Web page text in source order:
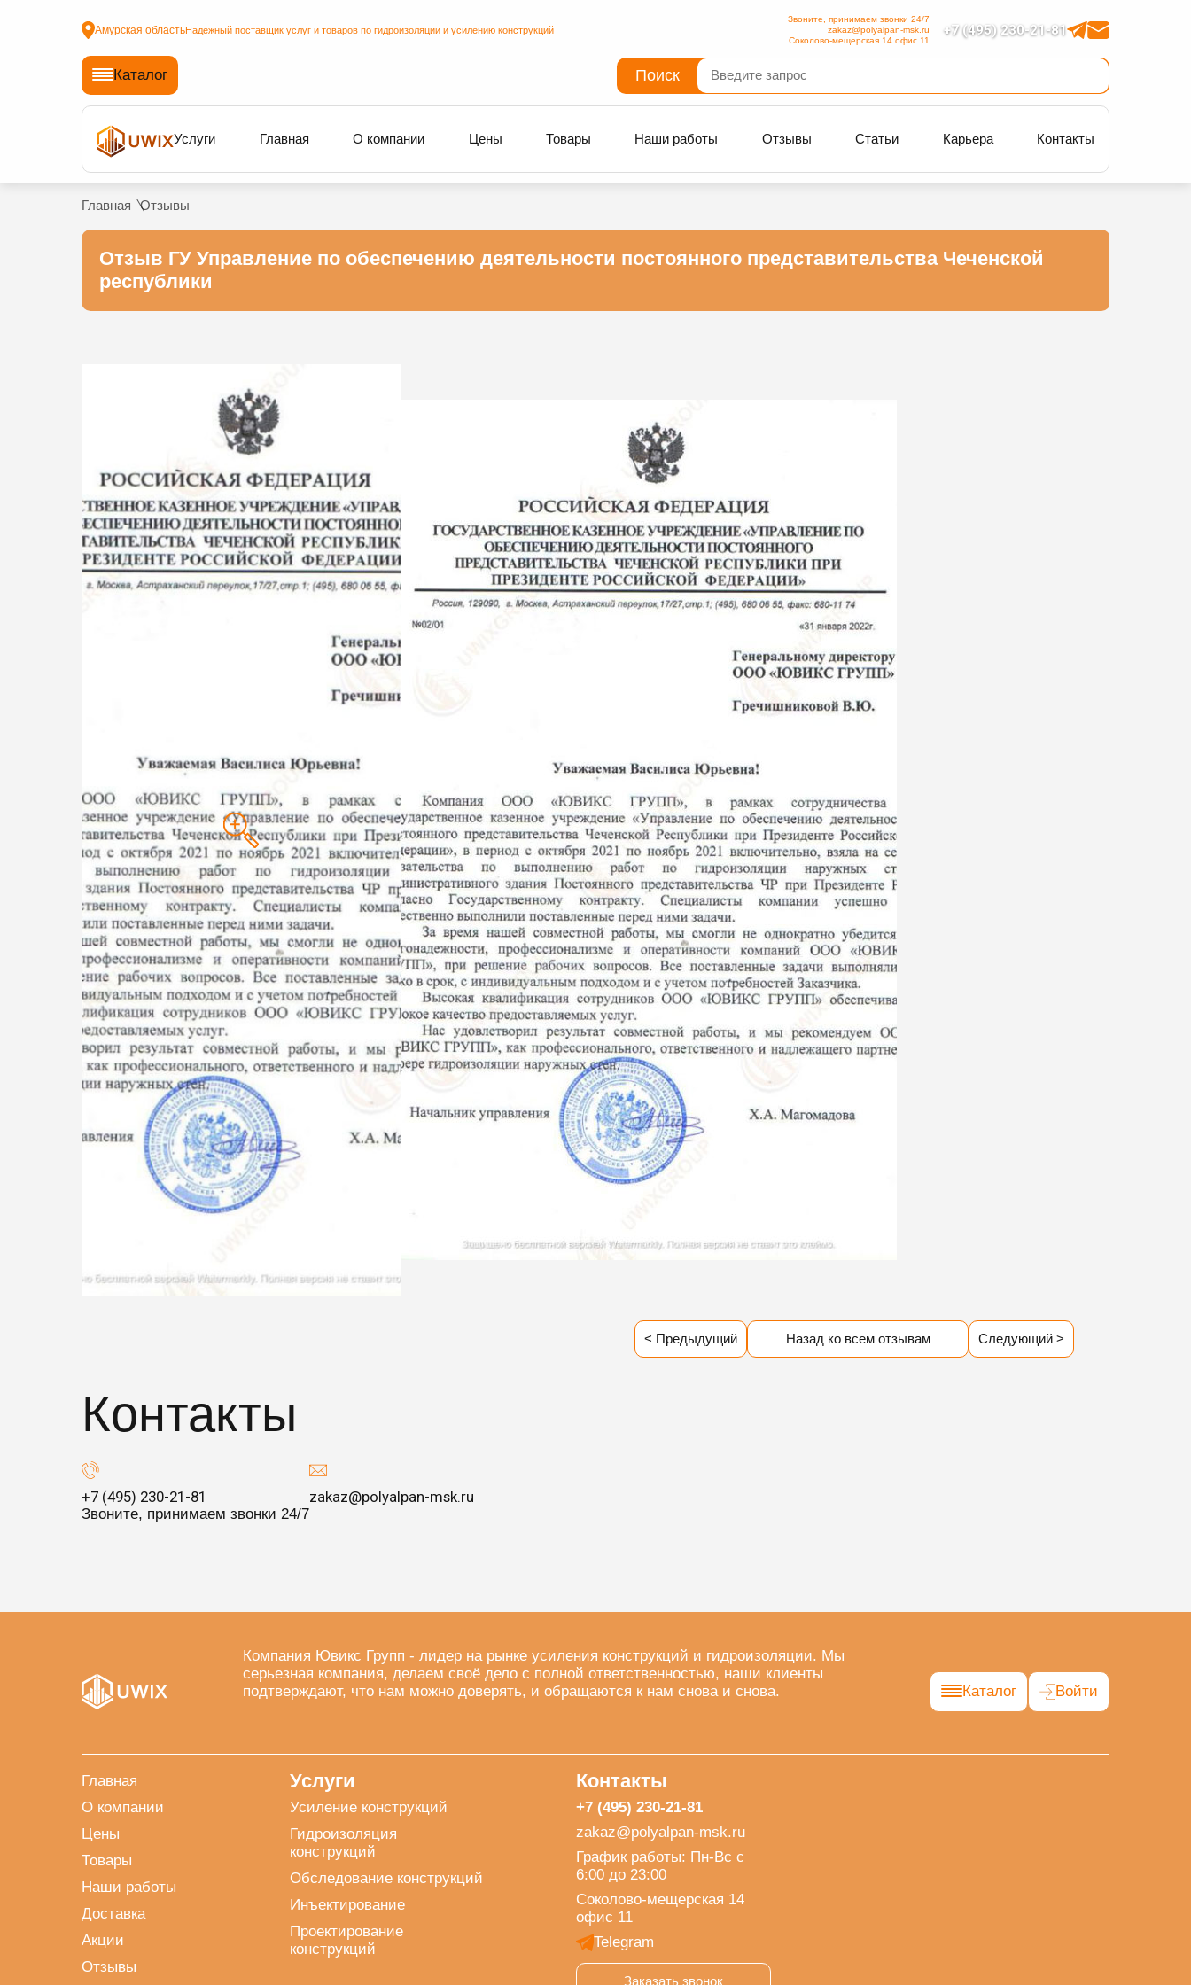
Амурская областьНадежный поставщик услуг и товаров по гидроизоляции и усилению конструкций +7 (495) 230-21-81
Звоните, принимаем звонки 24/7
zakaz@polyalpan-msk.ru
Соколово-мещерская 14 офис 11
Каталог Поиск
Услуги Главная О компании Цены Товары Наши работы Отзывы Статьи Карьера Контакты
Главная Отзывы
Отзыв ГУ Управление по обеспечению деятельности постоянного представительства Чеченской
республики
< Предыдущий Назад ко всем отзывам Следующий >
Контакты
+7 (495) 230-21-81
Звоните, принимаем звонки 24/7
zakaz@polyalpan-msk.ru
Компания Ювикс Групп - лидер на рынке усиления конструкций и гидроизоляции. Мы
серьезная компания, делаем своё дело с полной ответственностью, наши клиенты
подтверждают, что нам можно доверять, и обращаются к нам снова и снова.
Каталог Войти
Главная
О компании
Цены
Товары
Наши работы
Доставка
Акции
Отзывы
Услуги
Усиление конструкций
Гидроизоляция
конструкций
Обследование конструкций
Инъектирование
Проектирование
конструкций
Контакты
+7 (495) 230-21-81
zakaz@polyalpan-msk.ru
График работы: Пн-Вс с
6:00 до 23:00
Соколово-мещерская 14
офис 11
Telegram
Заказать звонок